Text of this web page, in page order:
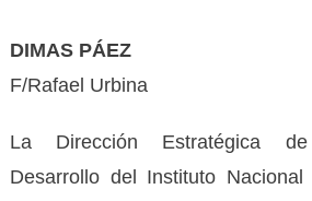
DIMAS PÁEZ
F/Rafael Urbina
La Dirección Estratégica
Desarrollo del Instituto